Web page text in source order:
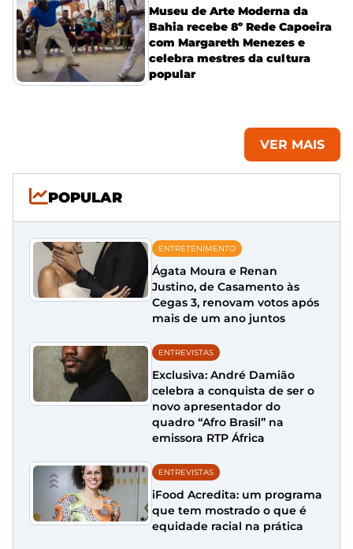
Museu de Arte Moderna da
Bahia recebe 8º Rede Capoeira
com Margareth Menezes e
celebra mestres da cultura
popular
VER MAIS
POPULAR
ENTRETENIMENTO
Ágata Moura e Renan
Justino, de Casamento às
Cegas 3, renovam votos após
mais de um ano juntos
ENTREVISTAS
Exclusiva: André Damião
celebra a conquista de ser o
novo apresentador do
quadro “Afro Brasil” na
emissora RTP África
ENTREVISTAS
iFood Acredita: um programa
que tem mostrado o que é
equidade racial na prática